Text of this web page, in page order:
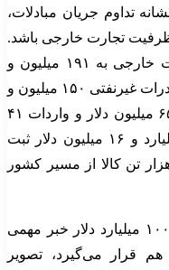
تداوم جریان مبادلات،
تجارت خارجی باشد.
بر اساس اعلام گمرک، وزن کل تجارت خارجی به ۱۹۱ میلیون و
۵۸۸ هزار تن رسید که از این میزان، صادرات غیرنفتی ۱۵۰ میلیون و
۵۰۸ هزار تن به ارزش ۵۱ میلیارد و ۶۵۷ میلیون دلار و واردات ۴۱
میلیون و ۸۰ هزار تن به ارزش ۵۸ میلیارد و ۱۶ میلیون دلار ثبت
است. همچنین ۲۰ میلیون و ۵۱۶ هزار تن کالا از مسیر کشور
در ظاهر، عبور تجارت خارجی از مرز ۱۰۰ میلیارد دلار خبر مهمی
قرار می‌گیرد، تصویر